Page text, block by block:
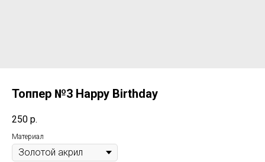
Топпер №3 Happy Birthday
250 р.
Материал